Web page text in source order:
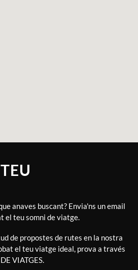
anaves buscant? Envia'ns un email
el teu somni de viatge.
de propostes de rutes en la nostra
el teu viatge ideal, prova a través
VIATGES.